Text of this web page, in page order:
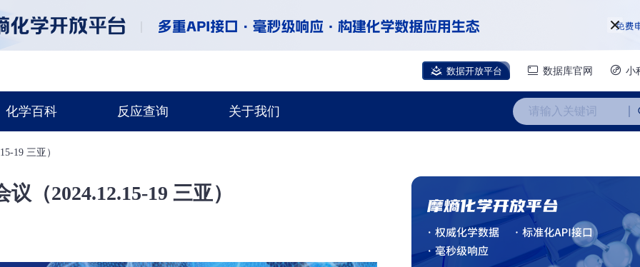
数据开放平台 数据库官网 小
化学百科 反应查询 关于我们 请输入关键词
19 三亚）
（2024.12.15-19 三亚）